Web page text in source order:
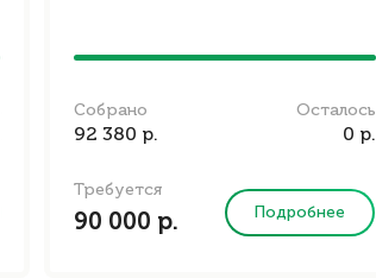
Собрано
92 380 р.
Осталось
0 р.
Требуется
90 000 р. Подробнее